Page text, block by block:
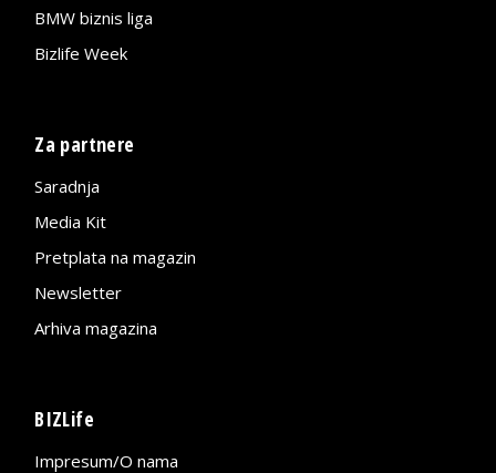
BMW biznis liga
Bizlife Week
Za partnere
Saradnja
Media Kit
Pretplata na magazin
Newsletter
Arhiva magazina
BIZLife
Impresum/O nama